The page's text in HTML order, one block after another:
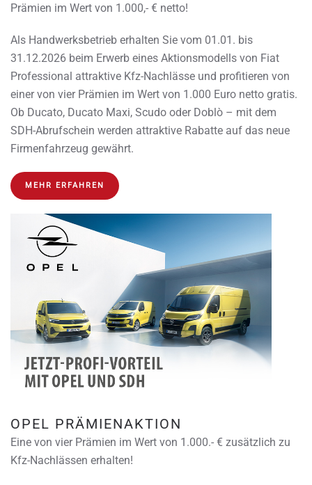
Prämien im Wert von 1.000,- € netto!
Als Handwerksbetrieb erhalten Sie vom 01.01. bis
31.12.2026 beim Erwerb eines Aktionsmodells von Fiat
Professional attraktive Kfz-Nachlässe und profitieren von
einer von vier Prämien im Wert von 1.000 Euro netto gratis.
Ob Ducato, Ducato Maxi, Scudo oder Doblò – mit dem
SDH-Abrufschein werden attraktive Rabatte auf das neue
Firmenfahrzeug gewährt.
MEHR ERFAHREN
OPEL PRÄMIENAKTION
Eine von vier Prämien im Wert von 1.000.- € zusätzlich zu
Kfz-Nachlässen erhalten!